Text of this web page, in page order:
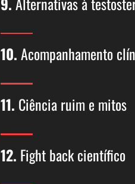
10.Acompanhamento
11. Ciência ruim e mitos
12. Fight back científico